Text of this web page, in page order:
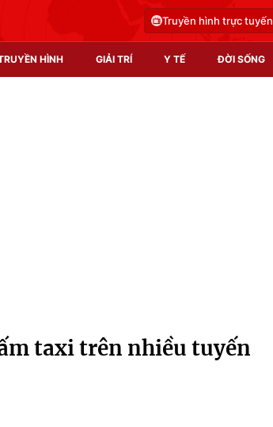
Truyền hình trực tuyến
HÌNH GIẢI TRÍ Y TẾ ĐỜI SỐNG
Infographic
taxi trên nhiều tuyến